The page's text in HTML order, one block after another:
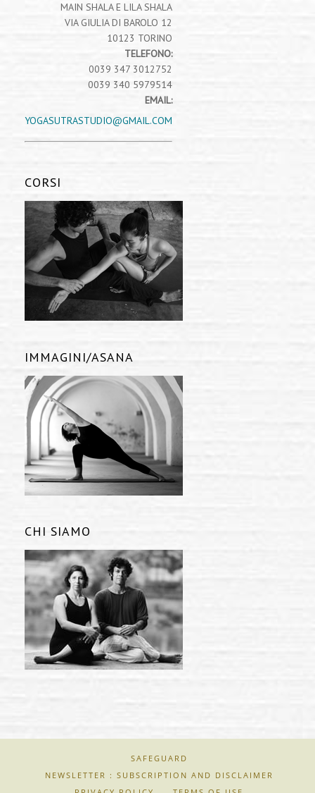
MAIN SHALA E LILA SHALA
VIA GIULIA DI BAROLO 12
10123 TORINO
TELEFONO:
0039 347 3012752
0039 340 5979514
EMAIL:
YOGASUTRASTUDIO@GMAIL.COM
CORSI
IMMAGINI/ASANA
CHI SIAMO
SAFEGUARD
NEWSLETTER : SUBSCRIPTION AND DISCLAIMER